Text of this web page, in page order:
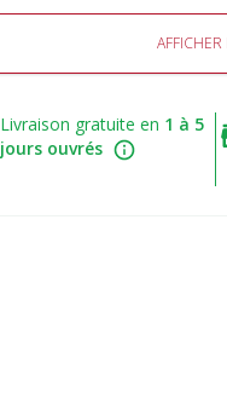
AFFICHER
Livraison gratuite en 1 à 5
jours ouvrés